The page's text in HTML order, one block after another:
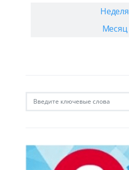
Неделя
Месяц
Искать: